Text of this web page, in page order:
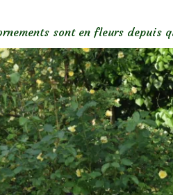
sont en fleurs depuis